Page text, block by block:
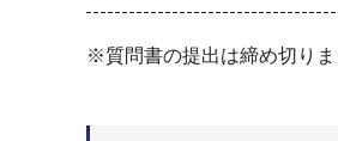
※質問書の提出は締め切りま